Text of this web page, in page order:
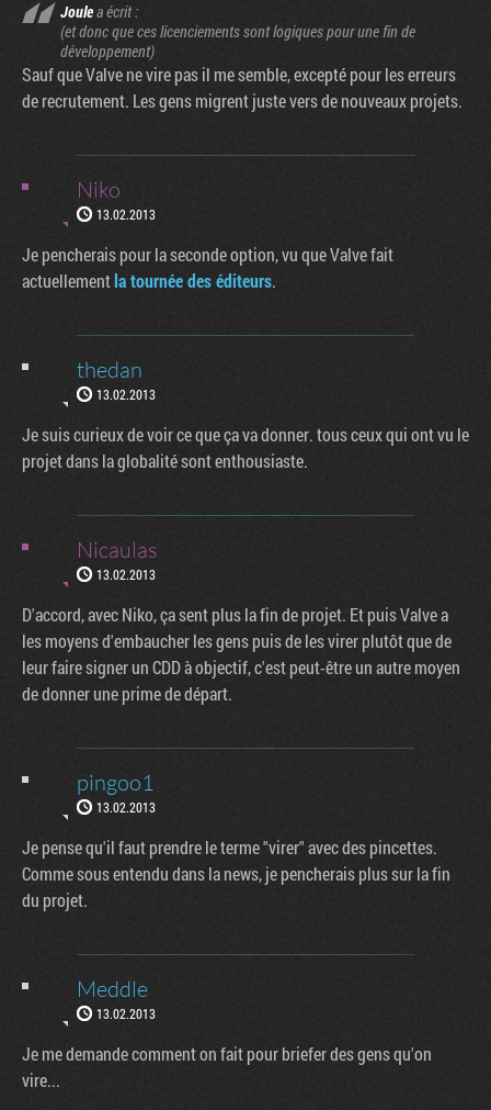
Joulea écrit :
(et donc que ces licenciements sont logiques pour une fin de
développement)
Sauf que Valve ne vire pas il me semble, excepté pour les erreurs
de recrutement. Les gens migrent juste vers de nouveaux projets.
Niko
13.02.2013
Je pencherais pour la seconde option, vu que Valve fait
actuellementla tournée des éditeurs.
thedan
13.02.2013
Je suis curieux de voir ce que ça va donner. tous ceux qui ont vu le
projet dans la globalité sont enthousiaste.
Nicaulas
13.02.2013
D'accord, avec Niko, ça sent plus la fin de projet. Et puis Valve a
les moyens d'embaucher les gens puis de les virer plutôt que de
leur faire signer un CDD à objectif, c'est peut-être un autre moyen
de donner une prime de départ.
pingoo1
13.02.2013
Je pense qu'il faut prendre le terme "virer" avec des pincettes.
Comme sous entendu dans la news, je pencherais plus sur la fin
du projet.
Meddle
13.02.2013
Je me demande comment on fait pour briefer des gens qu'on
vire...